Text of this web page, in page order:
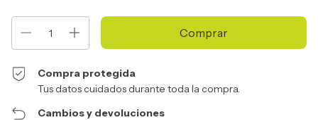
Compra protegida
Tus datos cuidados durante toda la compra.
Cambios y devoluciones